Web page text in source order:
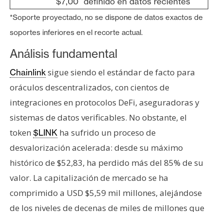
*Soporte proyectado, no se dispone de datos exactos de
soportes inferiores en el recorte actual.
Análisis fundamental
Chainlinksigue siendo el estándar de facto para
oráculos descentralizados, con cientos de
integraciones en protocolos DeFi, aseguradoras y
sistemas de datos verificables. No obstante, el
token $LINK ha sufrido un proceso de
desvalorización acelerada: desde su máximo
histórico de $52,83, ha perdido más del 85% de su
valor. La capitalización de mercado se ha
comprimido a USD $5,59 mil millones, alejándose
de los niveles de decenas de miles de millones que